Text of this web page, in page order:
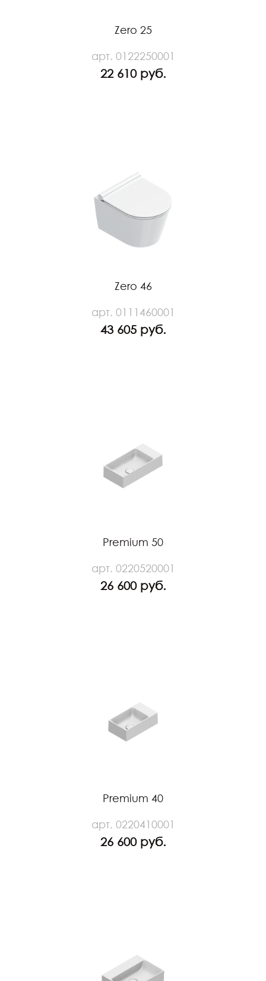
Zero 25
арт. 0122250001
22 610 руб.
Zero 46
арт. 0111460001
43 605 руб.
Premium 50
арт. 0220520001
26 600 руб.
Premium 40
арт. 0220410001
26 600 руб.